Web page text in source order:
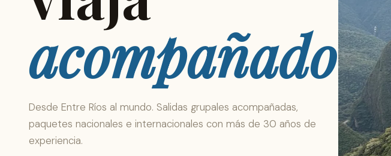
acompañado
Desde Entre Ríos al mundo. Salidas grupales acompañadas,
paquetes nacionales e internacionales con más de 30 años de
experiencia.